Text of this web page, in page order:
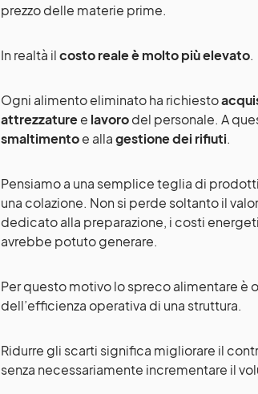
prezzo delle materie prime.
In realtà ilcosto reale è molto più elevato.
Ogni alimento eliminato ha richiesto
attrezzaturee lavorodel personale. A
smaltimentoe allagestione dei rifiuti.
Pensiamo a una semplice teglia di
una colazione. Non si perde soltanto il
dedicato alla preparazione, i costi
avrebbe potuto generare.
Per questo motivo lo spreco alimentare
dell’efficienza operativa di una struttura.
Ridurre gli scarti significa migliorare il
senza necessariamente incrementare il